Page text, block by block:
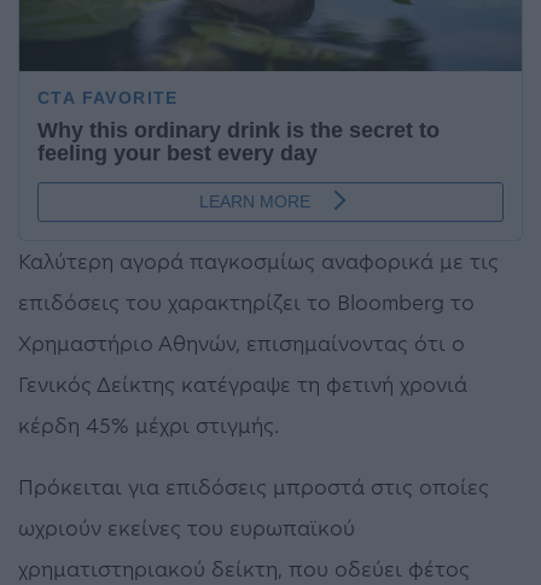
Καλύτερη αγορά παγκοσμίως αναφορικά με τις
επιδόσεις του χαρακτηρίζει το Bloomberg το
Χρημαστήριο Αθηνών, επισημαίνοντας ότι ο
Γενικός Δείκτης κατέγραψε τη φετινή χρονιά
κέρδη 45% μέχρι στιγμής.
Πρόκειται για επιδόσεις μπροστά στις οποίες
ωχριούν εκείνες του ευρωπαϊκού
χρηματιστηριακού δείκτη, που οδεύει φέτος